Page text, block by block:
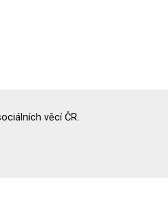
věcí ČR.